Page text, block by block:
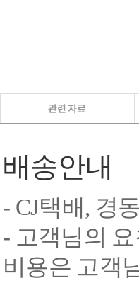
배송안내
- CJ택배, 경
- 고객님의
비용은 고객